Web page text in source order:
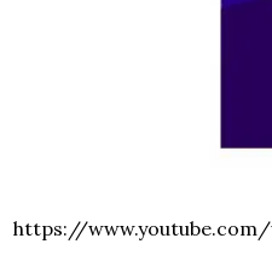
https://www.youtube.com/